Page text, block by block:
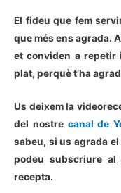
El fideu que fem
que més ens agrada.
et conviden a repetir
plat, perquè t’ha
Us deixem la
del nostre canal de
sabeu, si us agrada
podeu subscriure
recepta.